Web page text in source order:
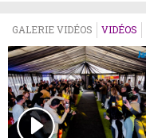
GALERIE VIDÉOS VIDÉOS